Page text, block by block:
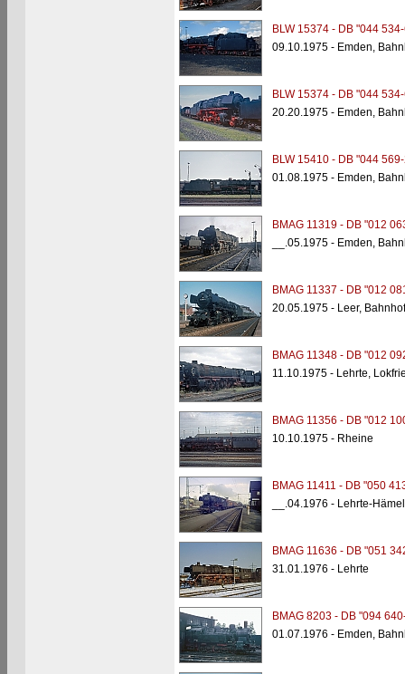
BLW 15374 - DB "044
09.10.1975 - Emden,
BLW 15374 - DB "044
20.20.1975 - Emden,
BLW 15410 - DB "044
01.08.1975 - Emden,
BMAG 11319 - DB "012
__.05.1975 - Emden,
BMAG 11337 - DB "012
20.05.1975 - Leer, Bahnhof
BMAG 11348 - DB "012
11.10.1975 - Lehrte,
BMAG 11356 - DB "012
10.10.1975 - Rheine
BMAG 11411 - DB "050
__.04.1976 - Lehrte-
BMAG 11636 - DB "051
31.01.1976 - Lehrte
BMAG 8203 - DB "094
01.07.1976 - Emden,